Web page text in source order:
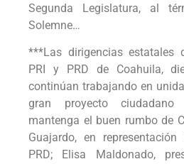
Segunda Legislatura, al
Solemne…
***Las dirigencias estatales
PRI y PRD de Coahuila,
continúan trabajando en
gran proyecto
mantenga el buen rumbo de
Guajardo, en
PRD; Elisa Maldonado,